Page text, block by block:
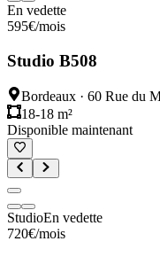
En vedette
595€/mois
Studio B508
Bordeaux · 60 Rue du
18-18 m²
Disponible maintenant
StudioEn vedette
720€/mois